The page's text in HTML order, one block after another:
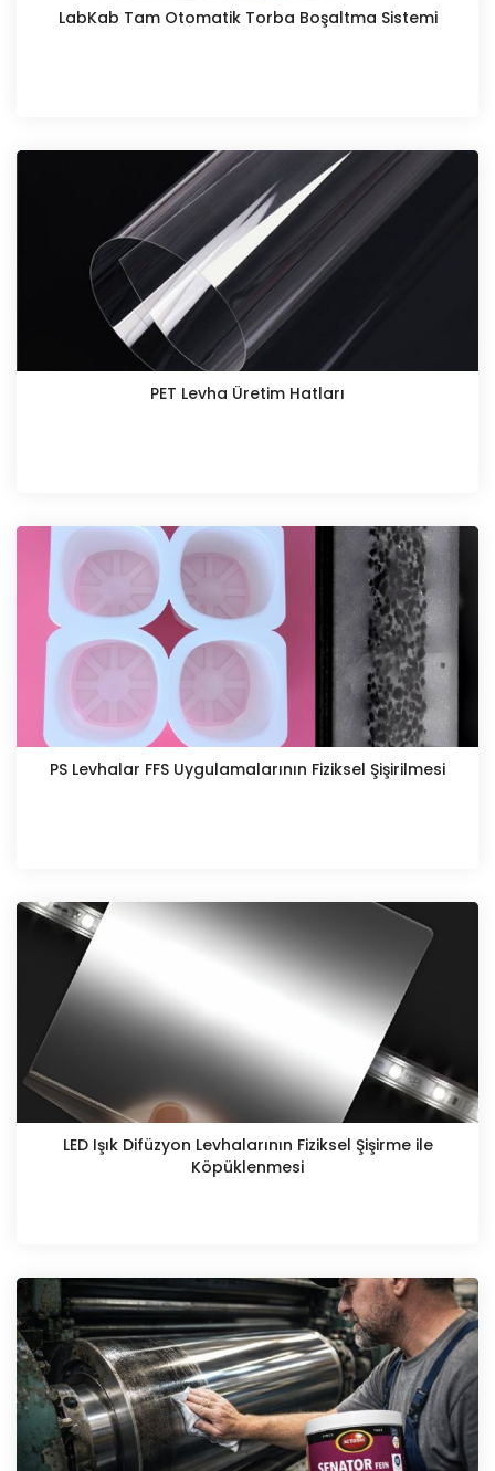
LabKab Tam Otomatik Torba Boşaltma Sistemi
PET Levha Üretim Hatları
PS Levhalar FFS Uygulamalarının Fiziksel Şişirilmesi
LED Işık Difüzyon Levhalarının Fiziksel Şişirme ile
Köpüklenmesi